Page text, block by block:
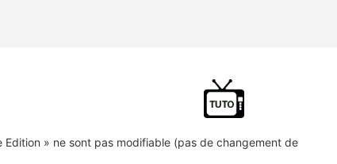
» ne sont pas modifiable (pas de changement de